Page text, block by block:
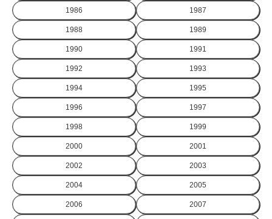
1986 1987
1988 1989
1990 1991
1992 1993
1994 1995
1996 1997
1998 1999
2000 2001
2002 2003
2004 2005
2006 2007